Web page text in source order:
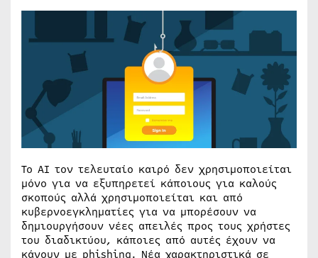
Το AI τον τελευταίο καιρό δεν χρησιμοποιείται
μόνο για να εξυπηρετεί κάποιους για καλούς
σκοπούς αλλά χρησιμοποιείται και από
κυβερνοεγκληματίες για να μπορέσουν να
δημιουργήσουν νέες απειλές προς τους χρήστες
του διαδικτύου, κάποιες από αυτές έχουν να
κάνουν με phishing. Νέα χαρακτηριστικά σε